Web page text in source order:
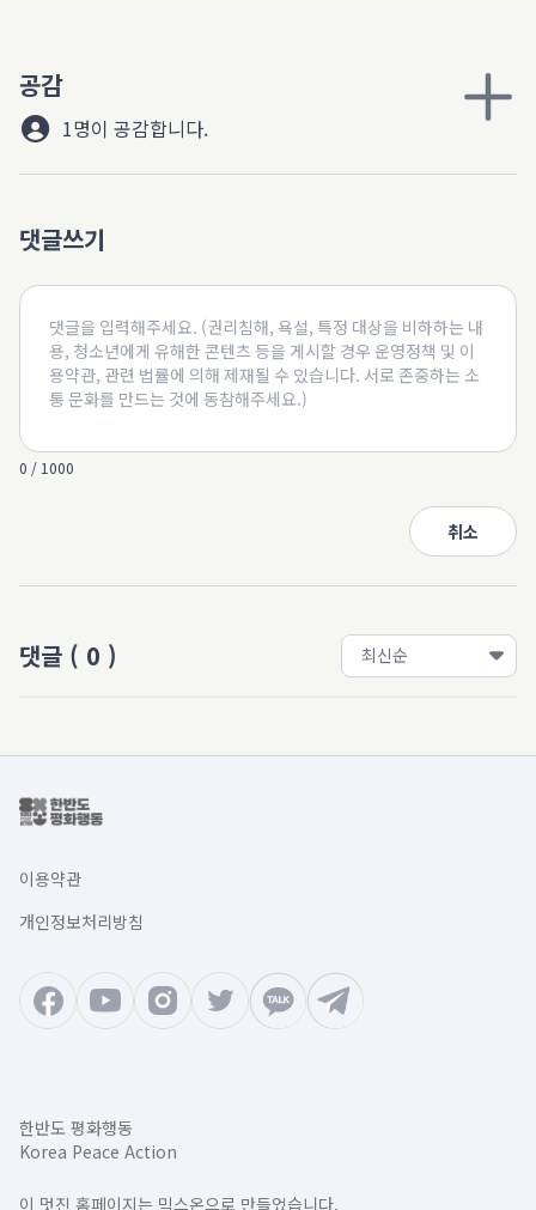
공감
1명이 공감합니다.
댓글쓰기
0 / 1000
취소
댓글 ( 0 )
이용약관
개인정보처리방침
한반도 평화행동
Korea Peace Action
이 멋진 홈페이지는 믹스온으로 만들었습니다.